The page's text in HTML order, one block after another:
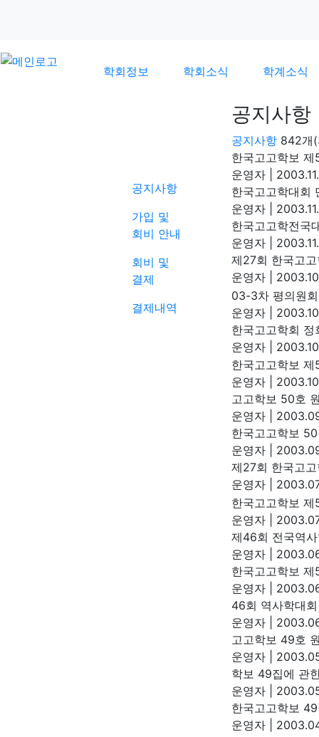
학회정보 학회소식 학계소식
공지사항
가입 및
회비 안내
회비 및
결제
결제내역
공지사항
공지사항 842개
한국고고학보
운영자
한국고고학대회
운영자
한국고고학전국
운영자
제27회 한국고
운영자
03-3차 평의원
운영자
한국고고학회
운영자
한국고고학보
운영자
고고학보 50호
운영자
한국고고학보
운영자
제27회 한국고
운영자
한국고고학보
운영자
제46회 전국역
운영자
한국고고학보
운영자
46회 역사학대
운영자
고고학보 49호
운영자
학보 49집에 관
운영자
한국고고학보
운영자